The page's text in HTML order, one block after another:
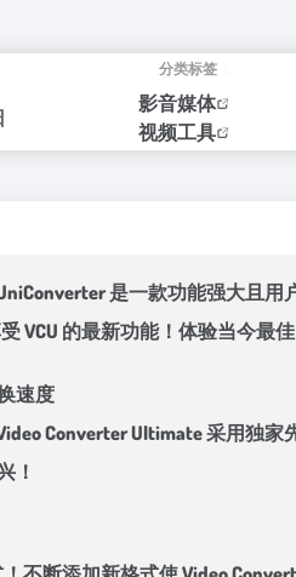
分类标签：
影音媒体
视频工具
是一款功能强大且
VCU 的最新功能！体验当今最
速度
Converter Ultimate 采用独
！